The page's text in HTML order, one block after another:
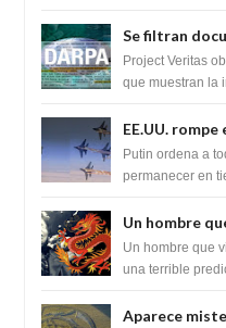
Se filtran
muestran la
SARS-CoV-2,
Project Veritas
que muestran la
EE.UU.
prepara para
"Caballero
Putin ordena a
permanecer en
Un hombre
recordó la
para febrero
Un hombre que
una terrible
Aparece